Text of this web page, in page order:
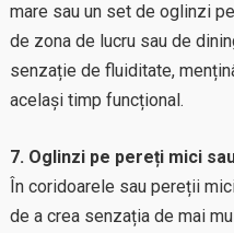
mare sau un set de oglinzi
de zona de lucru sau de
senzație de fluiditate,
același timp funcțional.
7. Oglinzi pe pereți mici
În coridoarele sau pereții
de a crea senzația de mai